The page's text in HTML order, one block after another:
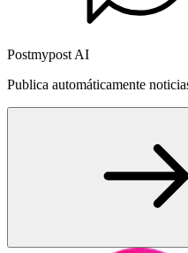
Postmypost AI
Publica automáticamente